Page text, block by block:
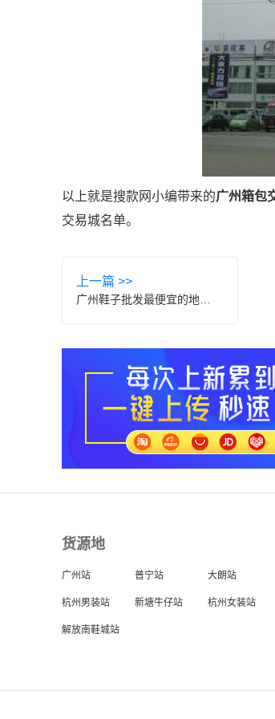
以上就是搜款网小编带来的广州箱包
交易城名单。
上一篇 >>
货源地
广州站 普宁站 大朗站
杭州男装站 新塘牛仔站 杭州女装站
解放南鞋城站